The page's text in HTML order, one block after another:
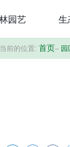
园艺 生
前的位置: 首页–